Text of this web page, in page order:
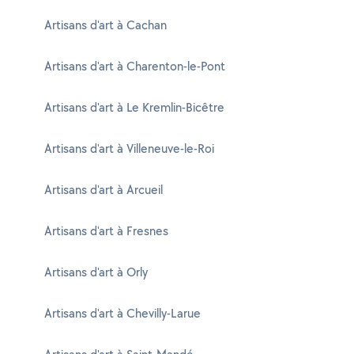
Artisans d'art à Cachan
Artisans d'art à Charenton-le-Pont
Artisans d'art à Le Kremlin-Bicêtre
Artisans d'art à Villeneuve-le-Roi
Artisans d'art à Arcueil
Artisans d'art à Fresnes
Artisans d'art à Orly
Artisans d'art à Chevilly-Larue